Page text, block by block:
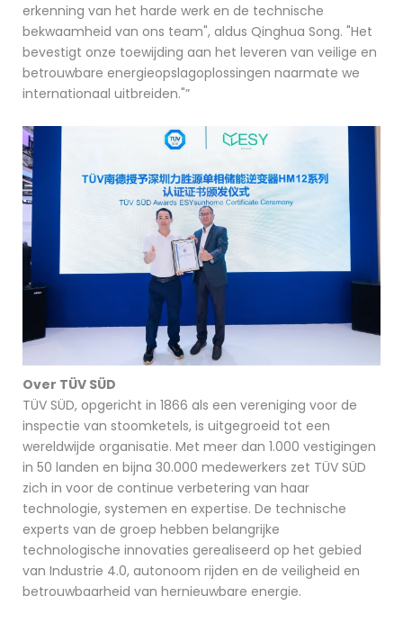
erkenning van het harde werk en de technische
bekwaamheid van ons team", aldus Qinghua Song. "Het
bevestigt onze toewijding aan het leveren van veilige en
betrouwbare energieopslagoplossingen naarmate we
internationaal uitbreiden."”
Over TÜV SÜD
TÜV SÜD, opgericht in 1866 als een vereniging voor de
inspectie van stoomketels, is uitgegroeid tot een
wereldwijde organisatie. Met meer dan 1.000 vestigingen
in 50 landen en bijna 30.000 medewerkers zet TÜV SÜD
zich in voor de continue verbetering van haar
technologie, systemen en expertise. De technische
experts van de groep hebben belangrijke
technologische innovaties gerealiseerd op het gebied
van Industrie 4.0, autonoom rijden en de veiligheid en
betrouwbaarheid van hernieuwbare energie.